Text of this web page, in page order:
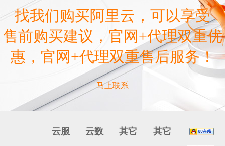
找我们购买阿里云，可以享受
售前购买建议，官网+代理双重优
惠，官网+代理双重售后服务！
马上联系
云服
云数
其它
其它